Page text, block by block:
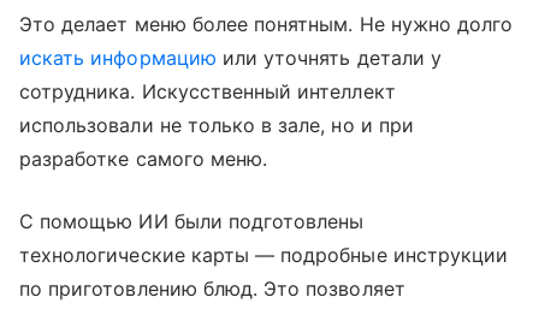
Это делает меню более понятным. Не нужно долго
искать информацию или уточнять детали у
сотрудника. Искусственный интеллект
использовали не только в зале, но и при
разработке самого меню.
С помощью ИИ были подготовлены
технологические карты — подробные инструкции
по приготовлению блюд. Это позволяет